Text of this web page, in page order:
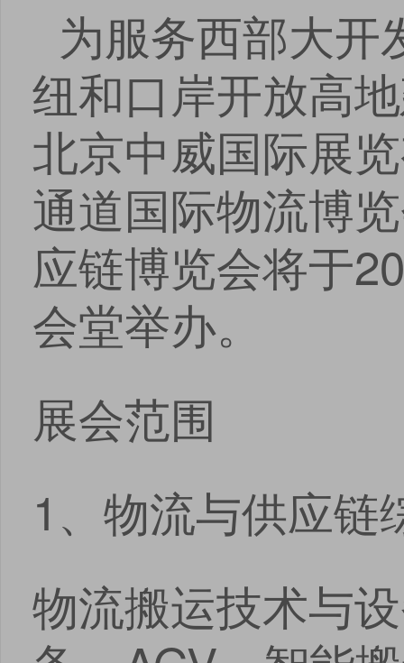
为服务西部大开
纽和口岸开放高
北京中威国际展
通道国际物流博
应链博览会将于
会堂举办。
展会范围
1、物流与供应链
物流搬运技术与